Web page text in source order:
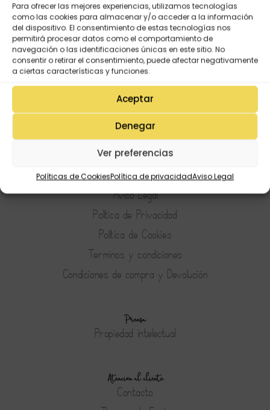
Para ofrecer las mejores experiencias, utilizamos tecnologías
como las cookies para almacenar y/o acceder a la información
del dispositivo. El consentimiento de estas tecnologías nos
permitirá procesar datos como el comportamiento de
navegación o las identificaciones únicas en este sitio. No
consentir o retirar el consentimiento, puede afectar negativamente
a ciertas características y funciones.
Aceptar
Denegar
Ver preferencias
Políticas de CookiesPolítica de privacidadAviso Legal
Mi Cuenta
Lista de deseos
Mi Perfil
Descargas
Estado de mi pedido
Preguntas Frecuentes
Tienda
Aviso Legal
Política de Privacidad
Política de Cookies
Terminos y condiciones
Condiciones de compra y Devolución
Prensa
Propiedad intelectual
Atención al cliente
Contacto